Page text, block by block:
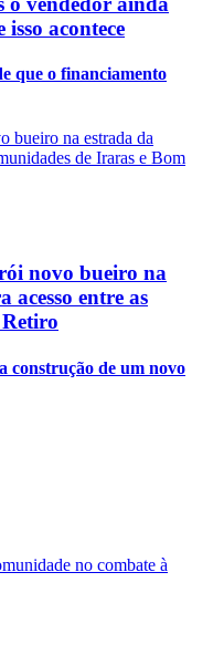
acontece
que o financiamento
novo bueiro na
acesso entre as
construção de um novo